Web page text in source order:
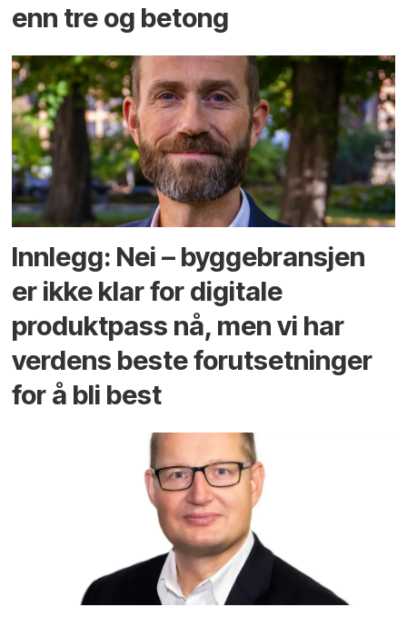
enn tre og betong
Innlegg: Nei – byggebransjen
er ikke klar for digitale
produktpass nå, men vi har
verdens beste forutsetninger
for å bli best